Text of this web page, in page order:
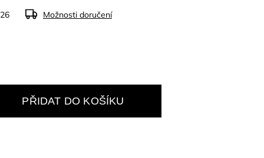
Možnosti doručení
PŘIDAT DO KOŠÍKU